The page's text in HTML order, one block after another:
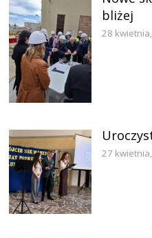
bliżej
28
27